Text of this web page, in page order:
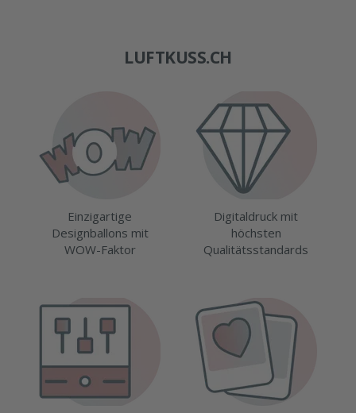
LUFTKUSS.CH
Einzigartige
Designballons mit
WOW-Faktor
Digitaldruck mit
höchsten
Qualitätsstandards